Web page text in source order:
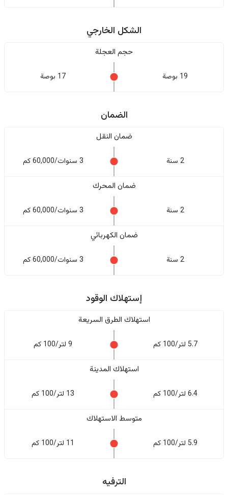
الشكل الخارجي
حجم العجلة
19 بوصة 17 بوصة
الضمان
ضمان النقل
2 سنة 3 سنوات/60,000 كم
ضمان المحرك
2 سنة 3 سنوات/60,000 كم
ضمان الكهربائي
2 سنة 3 سنوات/60,000 كم
إستهلاك الوقود
استهلاك الطرق السريعة
5.7 لتر/100 كم 9 لتر/100 كم
استهلاك المدينة
6.4 لتر/100 كم 13 لتر/100 كم
متوسط الاستهلاك
5.9 لتر/100 كم 11 لتر/100 كم
الترفيه